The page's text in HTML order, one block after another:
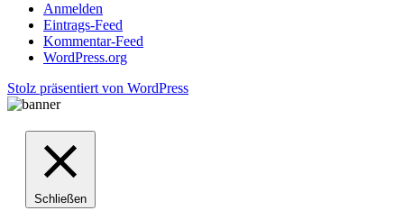
Anmelden
Eintrags-Feed
Kommentar-Feed
WordPress.org
Stolz präsentiert von WordPress
Schließen